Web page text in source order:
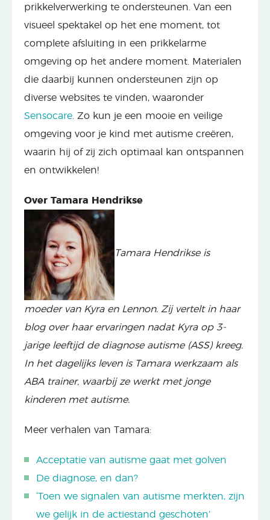
prikkelverwerking te ondersteunen. Van een
visueel spektakel op het ene moment, tot
complete afsluiting in een prikkelarme
omgeving op het andere moment. Materialen
die daarbij kunnen ondersteunen zijn op
diverse websites te vinden, waaronder
Sensocare . Zo kun je een mooie en veilige
omgeving voor je kind met autisme creëren,
waarin hij of zij zich optimaal kan ontspannen
en ontwikkelen!
Over Tamara Hendrikse
Tamara Hendrikse is
moeder van Kyra en Lennon. Zij vertelt in haar
blog over haar ervaringen nadat Kyra op 3-
jarige leeftijd de diagnose autisme (ASS) kreeg.
In het dagelijks leven is Tamara werkzaam als
ABA trainer, waarbij ze werkt met jonge
kinderen met autisme.
Meer verhalen van Tamara:
Acceptatie van autisme gaat met golven
De diagnose, en dan?
‘Toen we signalen van autisme merkten, zijn
we gelijk in de actiestand geschoten’